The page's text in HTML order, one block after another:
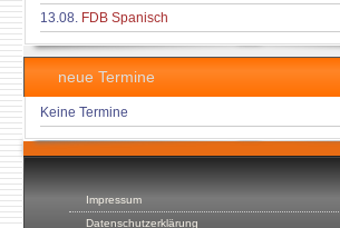
Impressum
Datenschutzerklärung
13.08. FDB Spanisch
neue Termine
Keine Termine